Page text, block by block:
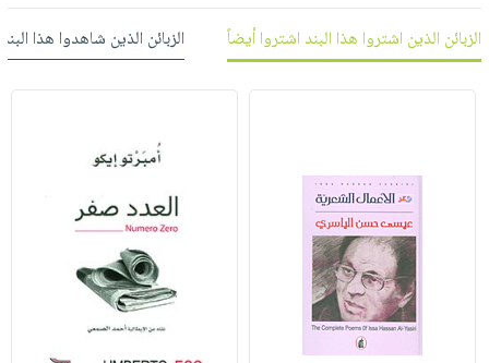
حقائب
حلي
صابون
أطفال
مناسبات
بلا
حدود
وفرات
عن
الشركة
فيديوهات
أسئلة
طرحها
خدمات
التسوق
الإصدارات
الزبائن الذين اشتروا هذا البند اشتروا أيضاً الزبائن الذين شاهدوا هذا